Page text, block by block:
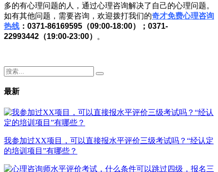
多的有心理问题的人，通过心理咨询解决了自己的心理问题。
如有其他问题，需要咨询，欢迎拨打我们的奇才免费心理咨询
热线 ：0371-86169595（09:00-18:00）；0371-
22993442（19:00-23:00）
。
最新
我参加过XX项目，可以直接报水平评价三级考试吗？“经认定
的培训项目”有哪些？